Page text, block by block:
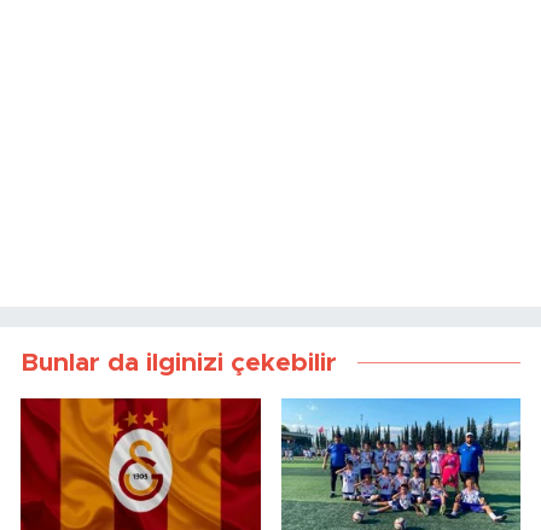
Bunlar da ilginizi çekebilir